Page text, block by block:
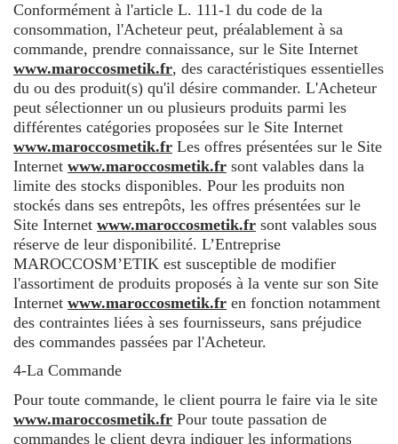
Conformément à l'article L. 111-1 du code de la
consommation, l'Acheteur peut, préalablement à sa
commande, prendre connaissance, sur le Site Internet
www.maroccosmetik.fr, des caractéristiques essentielles
du ou des produit(s) qu'il désire commander. L'Acheteur
peut sélectionner un ou plusieurs produits parmi les
différentes catégories proposées sur le Site Internet
www.maroccosmetik.fr Les offres présentées sur le Site
Internet www.maroccosmetik.fr sont valables dans la
limite des stocks disponibles. Pour les produits non
stockés dans ses entrepôts, les offres présentées sur le
Site Internet www.maroccosmetik.fr sont valables sous
réserve de leur disponibilité. L’Entreprise
MAROCCOSM’ETIK est susceptible de modifier
l'assortiment de produits proposés à la vente sur son Site
Internet www.maroccosmetik.fr en fonction notamment
des contraintes liées à ses fournisseurs, sans préjudice
des commandes passées par l'Acheteur.
4-La Commande
Pour toute commande, le client pourra le faire via le site
www.maroccosmetik.fr Pour toute passation de
commandes le client devra indiquer les informations